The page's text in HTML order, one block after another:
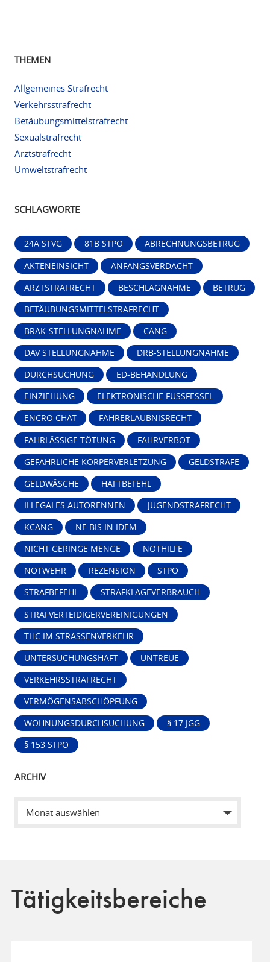
THEMEN
Allgemeines Strafrecht
Verkehrsstrafrecht
Betäubungsmittelstrafrecht
Sexualstrafrecht
Arztstrafrecht
Umweltstrafrecht
SCHLAGWORTE
24A STVG 81B STPO ABRECHNUNGSBETRUG
AKTENEINSICHT ANFANGSVERDACHT
ARZTSTRAFRECHT BESCHLAGNAHME BETRUG
BETÄUBUNGSMITTELSTRAFRECHT
BRAK-STELLUNGNAHME CANG
DAV STELLUNGNAHME DRB-STELLUNGNAHME
DURCHSUCHUNG ED-BEHANDLUNG
EINZIEHUNG ELEKTRONISCHE FUSSFESSEL
ENCRO CHAT FAHRERLAUBNISRECHT
FAHRLÄSSIGE TÖTUNG FAHRVERBOT
GEFÄHRLICHE KÖRPERVERLETZUNG GELDSTRAFE
GELDWÄSCHE HAFTBEFEHL
ILLEGALES AUTORENNEN JUGENDSTRAFRECHT
KCANG NE BIS IN IDEM
NICHT GERINGE MENGE NOTHILFE
NOTWEHR REZENSION STPO
STRAFBEFEHL STRAFKLAGEVERBRAUCH
STRAFVERTEIDIGERVEREINIGUNGEN
THC IM STRASSENVERKEHR
UNTERSUCHUNGSHAFT UNTREUE
VERKEHRSSTRAFRECHT
VERMÖGENSABSCHÖPFUNG
WOHNUNGSDURCHSUCHUNG § 17 JGG
§ 153 STPO
ARCHIV
Tätigkeitsbereiche